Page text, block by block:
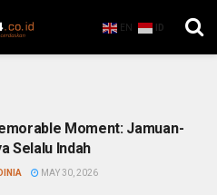
EN ID
Moment: Jamuan-
Selalu Indah
DINIA MAY 30, 2026